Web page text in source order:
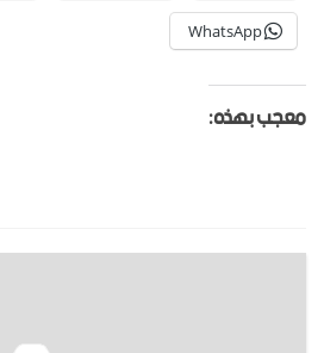
WhatsApp
معجب بهذه: